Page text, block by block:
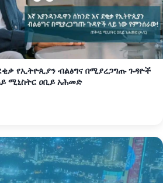
የኢትዮጲያን ብልፅግና በሚያረጋግጡ ጉዳዮች
ሚኒስትር ዐቢይ አሕመድ